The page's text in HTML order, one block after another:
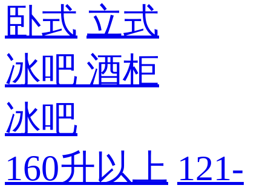
卧式 立式
冰吧 酒柜
冰吧
160升以上 121-